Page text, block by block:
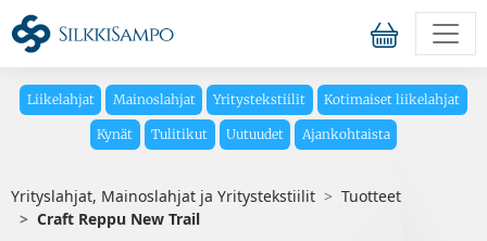
Liikelahjat Mainoslahjat Yritystekstiilit Kotimaiset liikelahjat
Kynät Tulitikut Uutuudet Ajankohtaista
Yrityslahjat, Mainoslahjat ja Yritystekstiilit
Tuotteet
Craft Reppu New Trail